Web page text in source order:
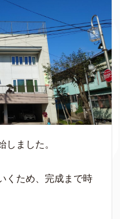
しました。
くため、完成まで時